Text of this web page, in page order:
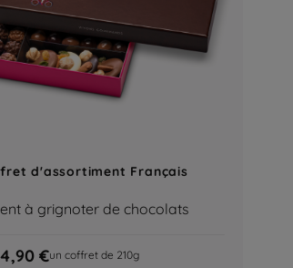
d'assortiment Français
à grignoter de chocolats
€un coffret de 210g